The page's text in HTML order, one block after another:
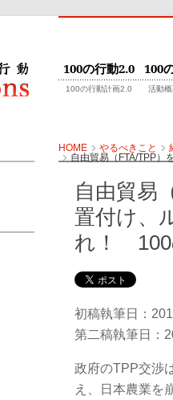
100の行動2.0
100の行動計画2.0
100
活動
HOME やるべきこと
自由貿易（FTA/TPP
自由貿易
置付け、
れ！
初稿執筆日：
第二稿執筆日：
政府のTPP交渉
え、日本農業を